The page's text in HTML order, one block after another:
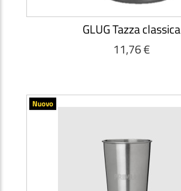
GLUG Tazza classica
11,76 €
Nuovo